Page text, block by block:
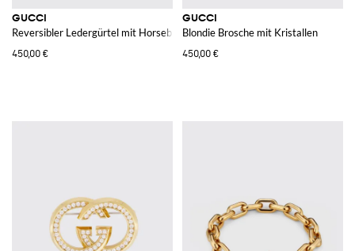
GUCCI
Reversibler Ledergürtel mit Horsebit
450,00 €
GUCCI
Blondie Brosche mit Kristallen
450,00 €